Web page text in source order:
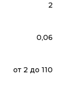
2
0,06
от 2 до 110